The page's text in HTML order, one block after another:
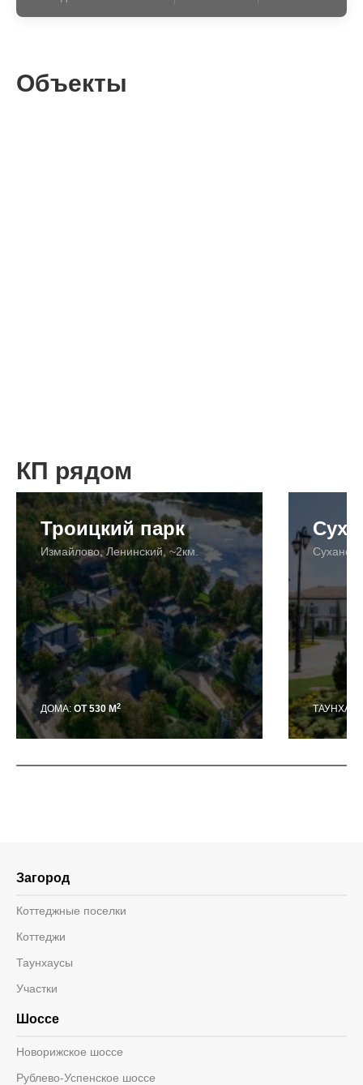
Объекты
КП рядом
Троицкий парк
Измайлово, Ленинский, ~2км.
ДОМА: ОТ 530 М 2
Загород
Коттеджные поселки
Коттеджи
Таунхаусы
Участки
Шоссе
Новорижское шоссе
Рублево-Успенское шоссе